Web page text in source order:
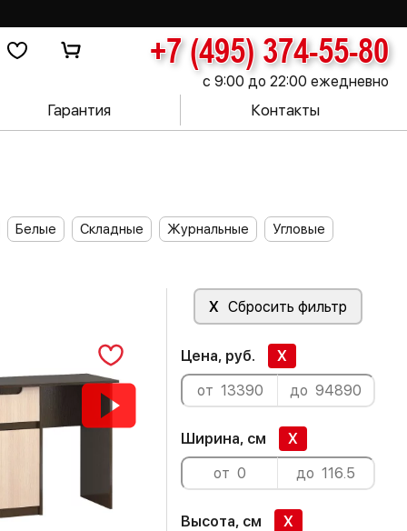
+7 (495) 374-55-80
с 9:00 до 22:00 ежедневно
Гарантия Контакты
Белые Складные Журнальные
Угловые
X Сбросить фильтр
Цена, руб. X
Ширина, см X
Высота, см X